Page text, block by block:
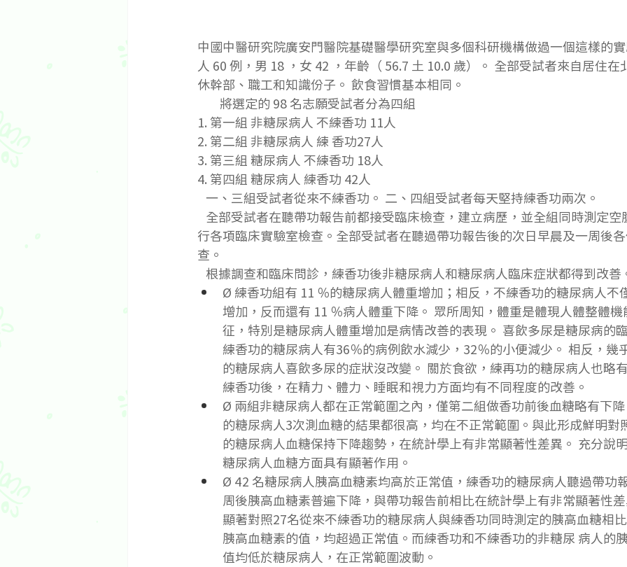
中國中醫研究院廣安門醫院基礎醫學研究室與多個科研機構做過一個這樣的
人 60 例，男 18 ，女 42 ，年齡（ 56.7 土 10.0 歲）。 全部受試者來自居住
休幹部、職工和知識份子。 飲食習慣基本相同。
        將選定的 98 名志願受試者分為四組
1. 第一組 非糖尿病人 不練香功 11人
2. 第二組 非糖尿病人 練 香功27人
3. 第三組 糖尿病人 不練香功 18人
4. 第四組 糖尿病人 練香功 42人
   一、三組受試者從來不練香功。 二、四組受試者每天堅持練香功兩次。
行各項臨床實驗室檢查。全部受試者在聽過帶功報告後的次日早晨及一周後
查。
根據調查和臨床問診，練香功後非糖尿病人和糖尿病人臨床症狀都得到改善
Ø 練香功組有 11 ％的糖尿病人體重增加；相反，不練香功的糖尿病人不
增加，反而還有 11 ％病人體重下降。 眾所周知，體重是體現人體整體
征，特別是糖尿病人體重增加是病情改善的表現。 喜飲多尿是糖尿病的
練香功的糖尿病人有36％的病例飲水減少，32％的小便減少。 相反，幾
的糖尿病人喜飲多尿的症狀沒改變。 關於食欲，練再功的糖尿病人也略
練香功後，在精力、體力、睡眠和視力方面均有不同程度的改善。
Ø 兩組非糖尿病人都在正常範圍之內，僅第二組做香功前後血糖略有下
的糖尿病人3次測血糖的結果都很高，均在不正常範圍。與此形成鮮明對
的糖尿病人血糖保持下降趨勢，在統計學上有非常顯著性差異。 充分說
糖尿病人血糖方面具有顯著作用。
Ø 42 名糖尿病人胰高血糖素均高於正常值，練香功的糖尿病人聽過帶功
周後胰高血糖素普遍下降，與帶功報告前相比在統計學上有非常顯著性
顯著對照27名從來不練香功的糖尿病人與練香功同時測定的胰高血糖相
胰高血糖素的值，均超過正常值。而練香功和不練香功的非糖尿 病人的
值均低於糖尿病人，在正常範圍波動。